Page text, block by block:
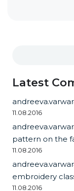
Latest
11.08.2016
pattern on the
11.08.2016
embroidery
11.08.2016